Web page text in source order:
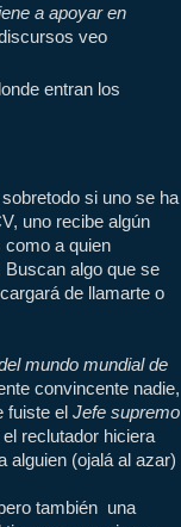
a apoyar en
veo
entran los
si uno se ha
uno recibe algún
como a quien
algo que se
de llamarte o
mundo mundial de
convincente nadie,
el Jefe supremo
reclutador hiciera
alguien (ojalá al azar)
también una